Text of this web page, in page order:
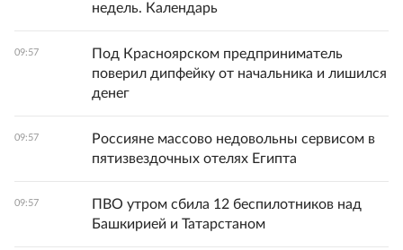
недель. Календарь
09:57
Под Красноярском предприниматель
поверил дипфейку от начальника и лишился
денег
09:57
Россияне массово недовольны сервисом в
пятизвездочных отелях Египта
09:57
ПВО утром сбила 12 беспилотников над
Башкирией и Татарстаном